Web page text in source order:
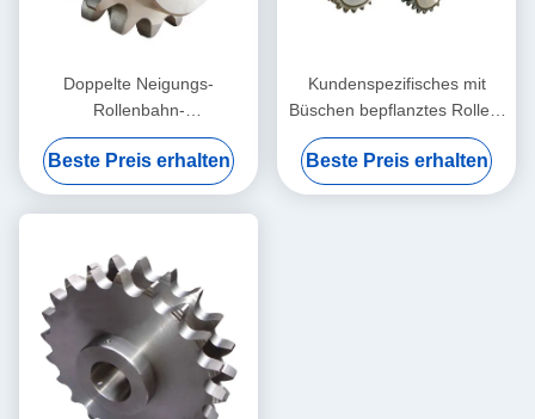
Doppelte Neigungs-
Rollenbahn-
Kettenantriebskettenräder
Beste Preis erhalten
Kundenspezifisches mit
Büschen bepflanztes Rollen-
Ketten-untätigeres
Bronzekettenrad
Beste Preis erhalten